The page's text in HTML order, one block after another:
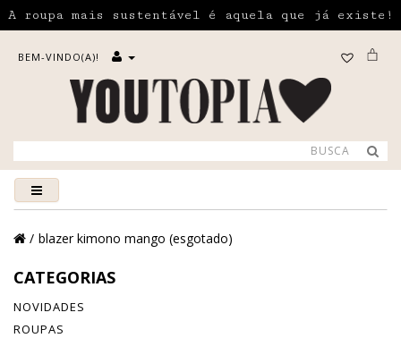
A roupa mais sustentável é aquela que já existe!
BEM-VINDO(A)!
blazer kimono mango (esgotado)
CATEGORIAS
NOVIDADES
ROUPAS